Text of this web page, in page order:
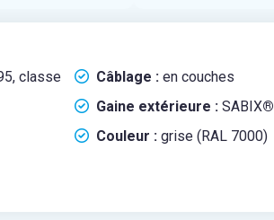
classe
Câblage :en couches
Gaine extérieure :SABIX®
Couleur :grise (RAL 7000)